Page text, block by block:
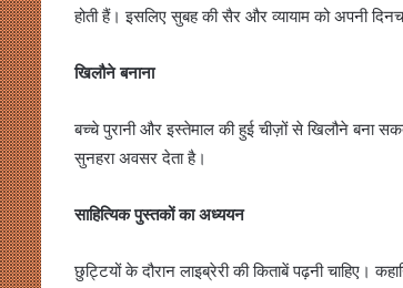
होती हैं। इसलिए सुबह की सैर और व्यायाम को अपनी
खिलौने बनाना
बच्चे पुरानी और इस्तेमाल की हुई चीज़ों से खिलौने बना
सुनहरा अवसर देता है।
साहित्यिक पुस्तकों का अध्ययन
छुट्टियों के दौरान लाइब्रेरी की किताबें पढ़नी चाहिए।